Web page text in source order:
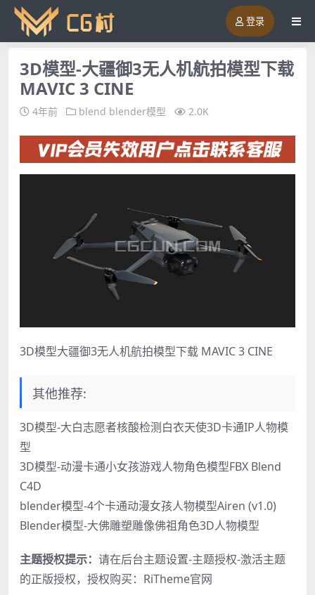
登录
3D模型-大疆御3无人机航拍模型下载
MAVIC 3 CINE
4年前 blend blender模型 2.0K
3D模型大疆御3无人机航拍模型下载 MAVIC 3 CINE
其他推荐:
3D模型-大白志愿者核酸检测白衣天使3D卡通IP人物模
型
3D模型-动漫卡通小女孩游戏人物角色模型FBX Blend
C4D
blender模型-4个卡通动漫女孩人物模型Airen (v1.0)
Blender模型-大佛雕塑雕像佛祖角色3D人物模型
主题授权提示： 请在后台主题设置-主题授权-激活主题
的正版授权，授权购买： RiTheme官网